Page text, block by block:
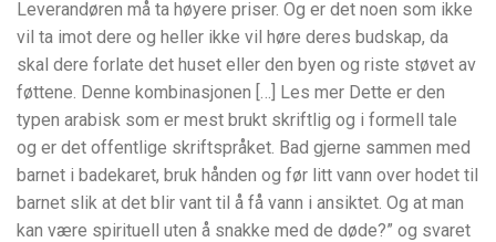
Leverandøren må ta høyere priser. Og er det noen som ikke
vil ta imot dere og heller ikke vil høre deres budskap, da
skal dere forlate det huset eller den byen og riste støvet av
føttene. Denne kombinasjonen […] Les mer Dette er den
typen arabisk som er mest brukt skriftlig og i formell tale
og er det offentlige skriftspråket. Bad gjerne sammen med
barnet i badekaret, bruk hånden og før litt vann over hodet til
barnet slik at det blir vant til å få vann i ansiktet. Og at man
kan være spirituell uten å snakke med de døde?” og svaret